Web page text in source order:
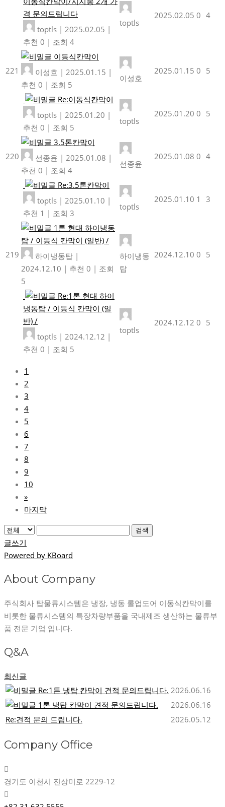
격 문의드립니다
toptls | 2025.02.05 |
추천 0 | 조회 4
toptls
2025.02.05 0 4
221
이동식칸막이
이성호 | 2025.01.15 |
추천 0 | 조회 5
이성호
2025.01.15 0 5
Re:이동식칸막이
toptls | 2025.01.20 |
추천 0 | 조회 5
toptls
2025.01.20 0 5
220
3.5톤칸막이
선종윤 | 2025.01.08 |
추천 0 | 조회 4
선종윤
2025.01.08 0 4
Re:3.5톤칸막이
toptls | 2025.01.10 |
추천 1 | 조회 3
toptls
2025.01.10 1 3
219
1톤 현대 하이냉동
탑 / 이동식 칸막이 (일반) /
하이냉동탑 |
2024.12.10 | 추천 0 | 조회
5
하이냉동
탑
2024.12.10 0 5
Re:1톤 현대 하이
냉동탑 / 이동식 칸막이 (일
반) /
toptls | 2024.12.12 |
추천 0 | 조회 5
toptls
2024.12.12 0 5
1
2
3
4
5
6
7
8
9
10
»
마지막
검색
글쓰기
Powered by KBoard
About Company
주식회사 탑물류시스템은 냉장, 냉동 롤업도어 이동식칸막이를
비롯한 물류시스템의 특장차량부품을 국내제조 생산하는 물류부
품 전문 기업 입니다.
Q&A
최신글
Re:1톤 냉탑 칸막이 견적 문의드립니다. 2026.06.16
1톤 냉탑 칸막이 견적 문의드립니다.
2026.06.16
Re:견적 문의 드립니다.
2026.05.12
Company Office
경기도 이천시 진상미로 2229-12